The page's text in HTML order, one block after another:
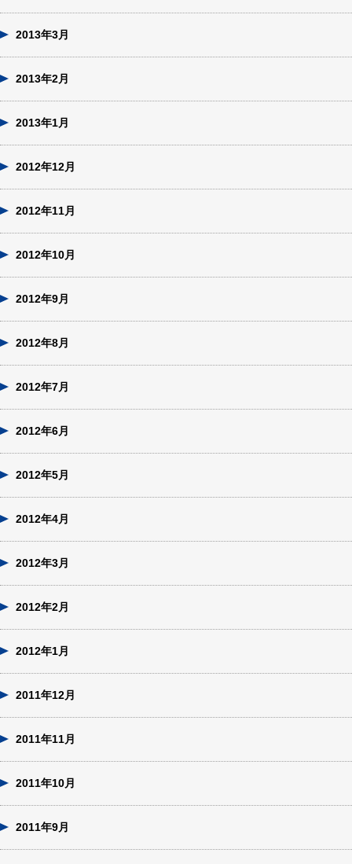
2013年3月
2013年2月
2013年1月
2012年12月
2012年11月
2012年10月
2012年9月
2012年8月
2012年7月
2012年6月
2012年5月
2012年4月
2012年3月
2012年2月
2012年1月
2011年12月
2011年11月
2011年10月
2011年9月